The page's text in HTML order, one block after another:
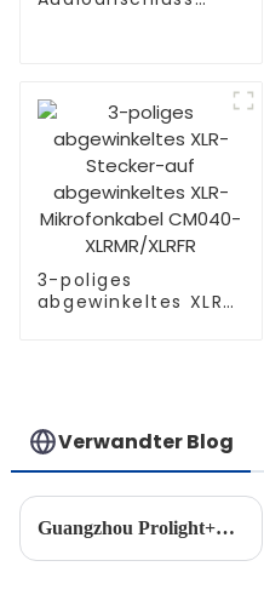
3-poliges
abgewinkeltes XLR-
Verwandter Blog
Guangzhou Prolight+Sound 2024 – JINGYI